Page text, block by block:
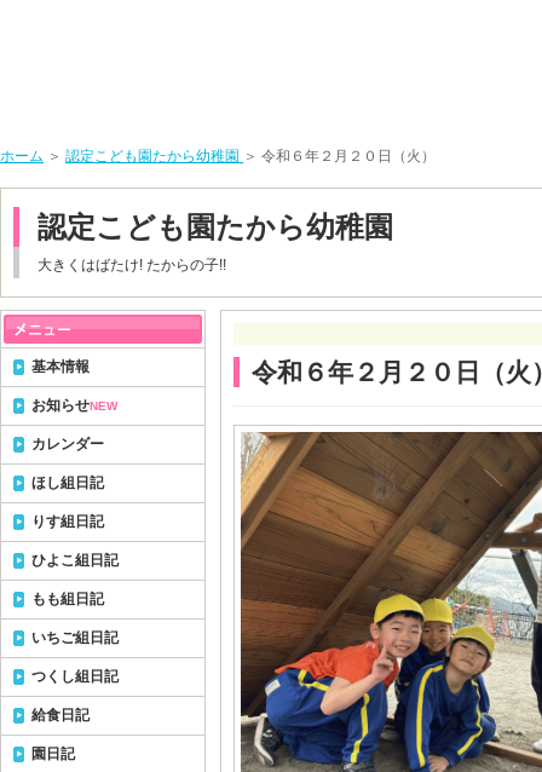
ホーム ＞ 認定こども園たから幼稚園 ＞ 令和６年２月２０日（火）
認定こども園たから幼稚園
大きくはばたけ! たからの子!!
令和６年２月２０日（火
基本情報
お知らせNEW
カレンダー
ほし組日記
りす組日記
ひよこ組日記
もも組日記
いちご組日記
つくし組日記
給食日記
園日記